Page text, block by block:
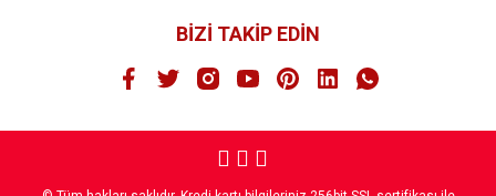
BİZİ TAKİP EDİN